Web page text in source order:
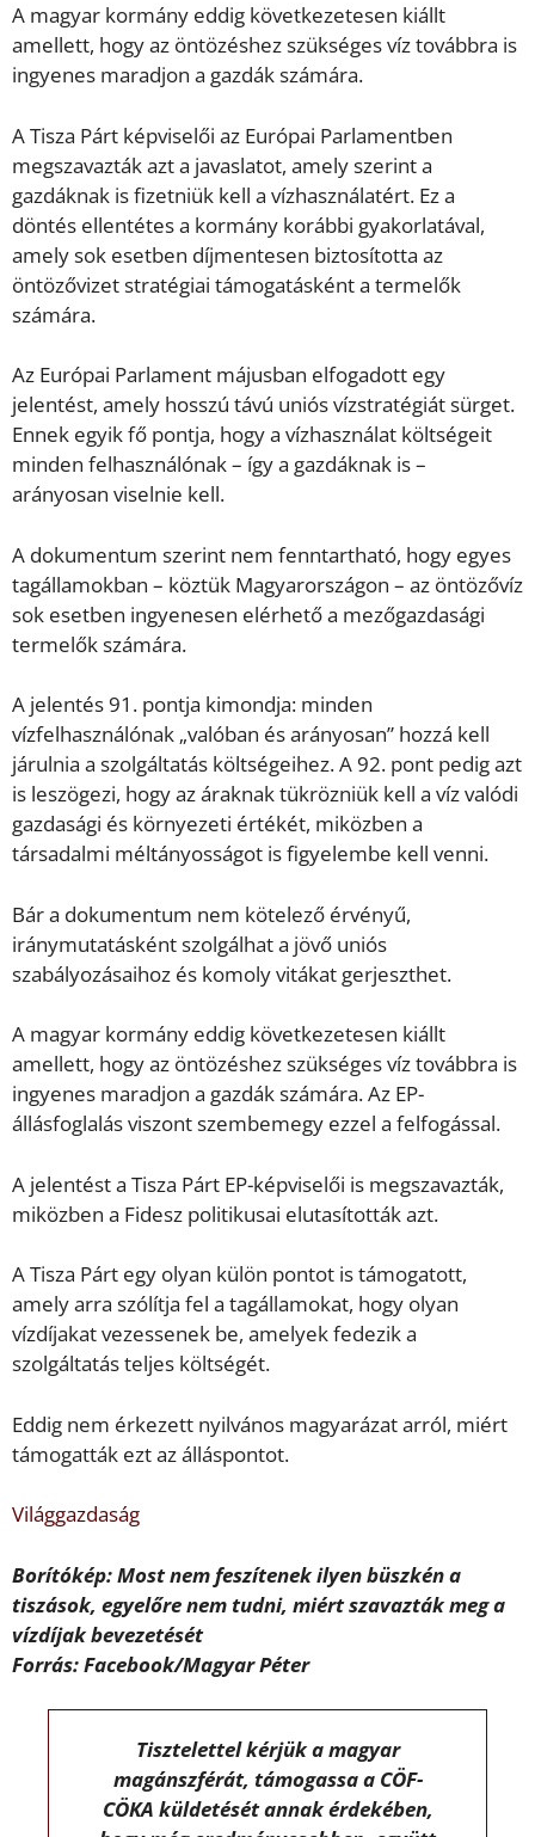
A magyar kormány eddig következetesen kiállt
amellett, hogy az öntözéshez szükséges víz továbbra is
ingyenes maradjon a gazdák számára.
A Tisza Párt képviselői az Európai Parlamentben
megszavazták azt a javaslatot, amely szerint a
gazdáknak is fizetniük kell a vízhasználatért. Ez a
döntés ellentétes a kormány korábbi gyakorlatával,
amely sok esetben díjmentesen biztosította az
öntözővizet stratégiai támogatásként a termelők
számára.
Az Európai Parlament májusban elfogadott egy
jelentést, amely hosszú távú uniós vízstratégiát sürget.
Ennek egyik fő pontja, hogy a vízhasználat költségeit
minden felhasználónak – így a gazdáknak is –
arányosan viselnie kell.
A dokumentum szerint nem fenntartható, hogy egyes
tagállamokban – köztük Magyarországon – az öntözővíz
sok esetben ingyenesen elérhető a mezőgazdasági
termelők számára.
A jelentés 91. pontja kimondja: minden
vízfelhasználónak „valóban és arányosan” hozzá kell
járulnia a szolgáltatás költségeihez. A 92. pont pedig azt
is leszögezi, hogy az áraknak tükrözniük kell a víz valódi
gazdasági és környezeti értékét, miközben a
társadalmi méltányosságot is figyelembe kell venni.
Bár a dokumentum nem kötelező érvényű,
iránymutatásként szolgálhat a jövő uniós
szabályozásaihoz és komoly vitákat gerjeszthet.
A magyar kormány eddig következetesen kiállt
amellett, hogy az öntözéshez szükséges víz továbbra is
ingyenes maradjon a gazdák számára. Az EP-
állásfoglalás viszont szembemegy ezzel a felfogással.
A jelentést a Tisza Párt EP-képviselői is megszavazták,
miközben a Fidesz politikusai elutasították azt.
A Tisza Párt egy olyan külön pontot is támogatott,
amely arra szólítja fel a tagállamokat, hogy olyan
vízdíjakat vezessenek be, amelyek fedezik a
szolgáltatás teljes költségét.
Eddig nem érkezett nyilvános magyarázat arról, miért
támogatták ezt az álláspontot.
Világgazdaság
Borítókép: Most nem feszítenek ilyen büszkén a
tiszások, egyelőre nem tudni, miért szavazták meg a
vízdíjak bevezetését
Forrás: Facebook/Magyar Péter
Tisztelettel kérjük a magyar
magánszférát, támogassa a CÖF-
CÖKA küldetését annak érdekében,